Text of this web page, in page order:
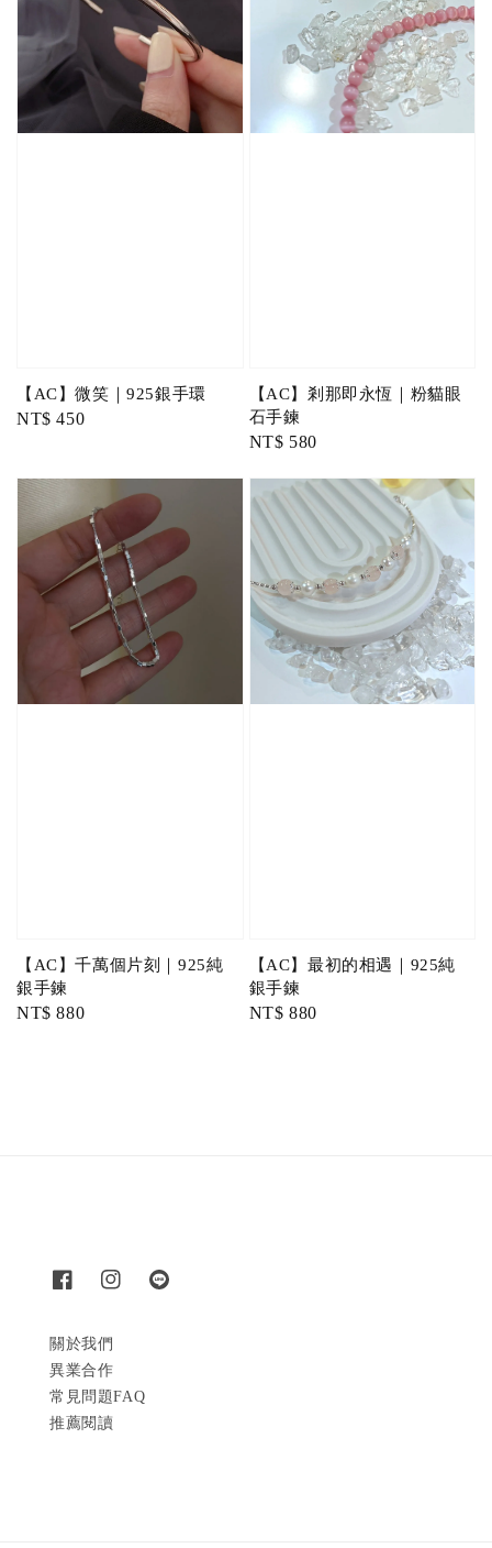
【AC】微笑｜925銀手環
Regular
NT$ 450
【AC】剎那即永恆｜粉貓眼
石手鍊
Regular
NT$ 580
【AC】千萬個片刻｜925純
銀手鍊
Regular
NT$ 880
【AC】最初的相遇｜925純
銀手鍊
Regular
NT$ 880
關於我們
異業合作
常見問題FAQ
推薦閱讀